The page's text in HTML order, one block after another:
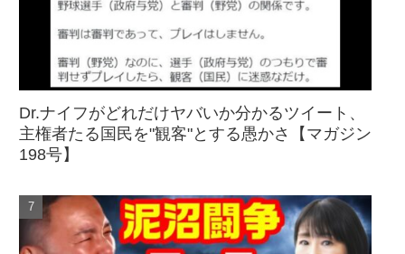
Dr.ナイフがどれだけヤバいか分かるツイート、
主権者たる国民を"観客"とする愚かさ【マガジン
198号】